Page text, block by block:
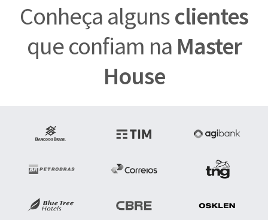
Conheça algunsclientes
que confiam na Master
House